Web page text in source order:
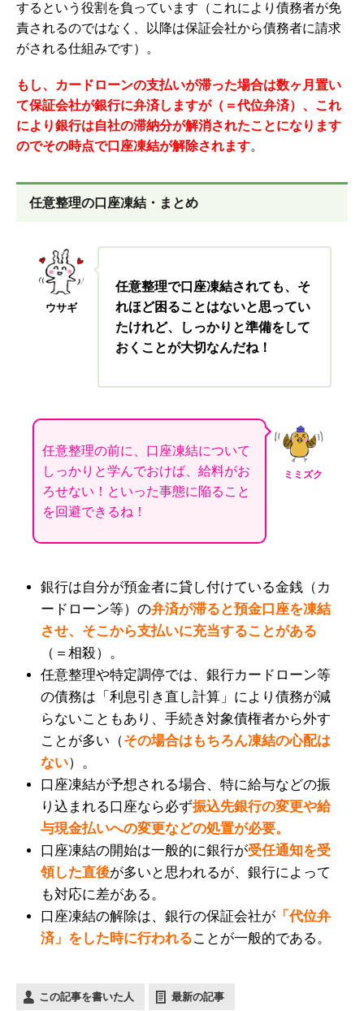
するという役割を負っています（これにより債務者が免
責されるのではなく、以降は保証会社から債務者に請求
がされる仕組みです）。
もし、カードローンの支払いが滞った場合は数ヶ月置い
て保証会社が銀行に弁済しますが（＝代位弁済）、これ
により銀行は自社の滞納分が解消されたことになります
のでその時点で口座凍結が解除されます。
任意整理の口座凍結・まとめ
ウサギ
任意整理で口座凍結されても、そ
れほど困ることはないと思ってい
たけれど、しっかりと準備をして
おくことが大切なんだね！
ミミズク
任意整理の前に、口座凍結について
しっかりと学んでおけば、給料がお
ろせない！といった事態に陥ること
を回避できるね！
銀行は自分が預金者に貸し付けている金銭（カ
ードローン等）の弁済が滞ると預金口座を凍結
させ、そこから支払いに充当することがある
（＝相殺）。
任意整理や特定調停では、銀行カードローン等
の債務は「利息引き直し計算」により債務が減
らないこともあり、手続き対象債権者から外す
ことが多い（その場合はもちろん凍結の心配は
ない）。
口座凍結が予想される場合、特に給与などの振
り込まれる口座なら必ず振込先銀行の変更や給
与現金払いへの変更などの処置が必要。
口座凍結の開始は一般的に銀行が受任通知を受
領した直後が多いと思われるが、銀行によって
も対応に差がある。
口座凍結の解除は、銀行の保証会社が 「代位弁
済」をした時に行われることが一般的である。
この記事を書いた人 最新の記事